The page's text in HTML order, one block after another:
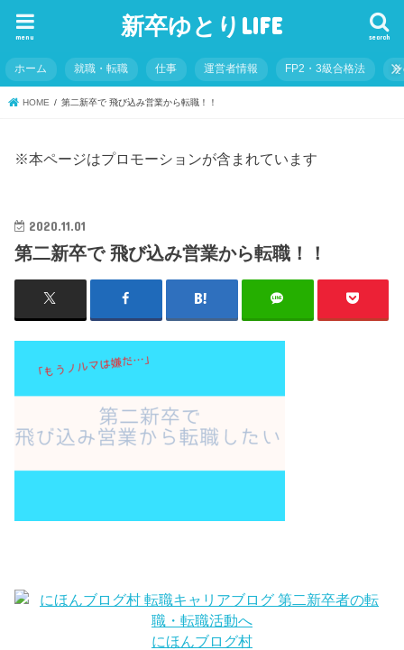
新卒ゆとりLIFE search
menu
ホーム 就職・転職 仕事 運営者情報 FP2・3級合格法
HOME 第二新卒で 飛び込み営業から転職！！
※本ページはプロモーションが含まれています
2020.11.01
第二新卒で 飛び込み営業から転職！！
にほんブログ村